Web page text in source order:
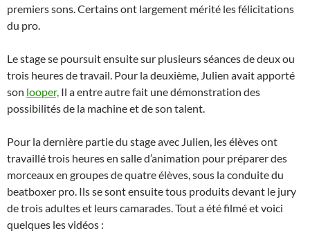
premiers sons. Certains ont largement mérité les félicitations
du pro.
Le stage se poursuit ensuite sur plusieurs séances de deux ou
trois heures de travail. Pour la deuxième, Julien avait apporté
son looper, Il a entre autre fait une démonstration des
possibilités de la machine et de son talent.
Pour la dernière partie du stage avec Julien, les élèves ont
travaillé trois heures en salle d’animation pour préparer des
morceaux en groupes de quatre élèves, sous la conduite du
beatboxer pro. Ils se sont ensuite tous produits devant le jury
de trois adultes et leurs camarades. Tout a été filmé et voici
quelques les vidéos :